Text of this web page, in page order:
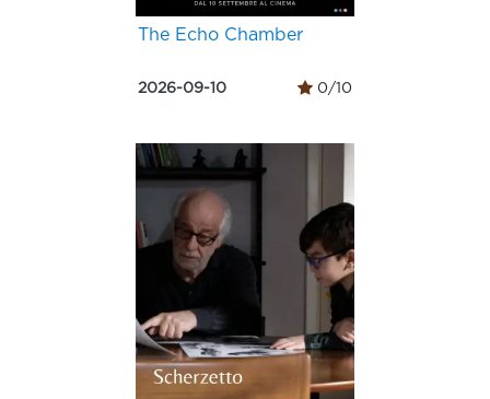
The Echo Chamber
2026-09-10 0/10